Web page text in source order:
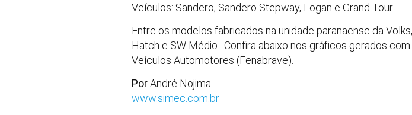
Veículos: Sandero, Sandero Stepway, Logan e Grand Tour
Entre os modelos fabricados na unidade paranaense da
Hatch e SW Médio . Confira abaixo nos gráficos gerados
Veículos Automotores (Fenabrave).
PorAndré Nojima
www.simec.com.br